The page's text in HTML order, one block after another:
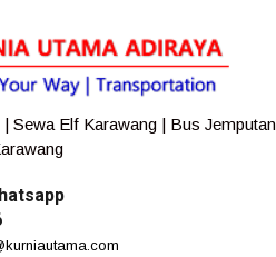
Sewa Elf Karawang | Bus Jemputan